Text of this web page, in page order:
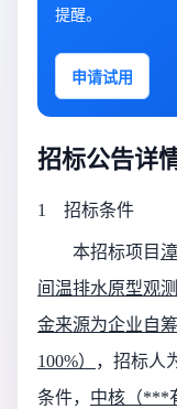
提醒。
申请试用
招标公告详
1 招标条件
本招标项目
间温排水原型观
金来源为企业自
100%）
， 招标人
条件， 中核（***